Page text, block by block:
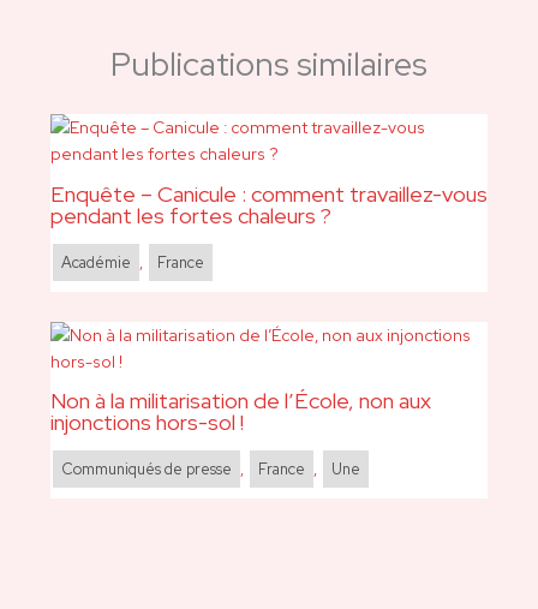
Publications similaires
Enquête – Canicule : comment travaillez-vous
pendant les fortes chaleurs ?
Académie , France
Non à la militarisation de l’École, non aux
injonctions hors-sol !
Communiqués de presse , France , Une